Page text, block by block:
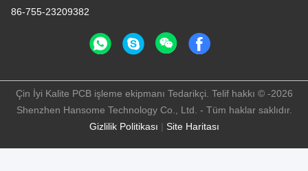
86-755-23209382
Gizlilik Politikası | Site Haritası
Çin İyi Kalite PCB işleme ekipmanı Tedarikçi. Telif hakkı © -2026
Shenzhen Hansome Technology Co., Ltd. - Tüm haklar saklıdır.